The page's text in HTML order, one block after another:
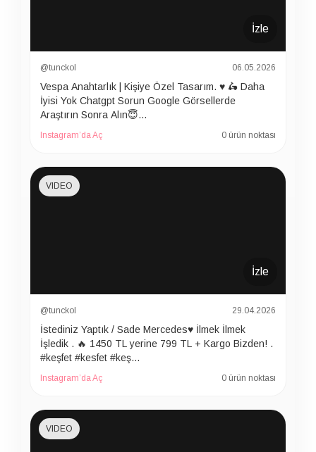
İzle
@tunckol 06.05.2026
Vespa Anahtarlık | Kişiye Özel Tasarım. ♥️ 🛵 Daha
İyisi Yok Chatgpt Sorun Google Görsellerde
Araştırın Sonra Alın😇…
Instagram’da Aç 0 ürün noktası
İzle
VIDEO
@tunckol 29.04.2026
İstediniz Yaptık / Sade Mercedes♥️ İlmek İlmek
İşledik . 🔥 1450 TL yerine 799 TL + Kargo Bizden! .
#keşfet #kesfet #keş…
Instagram’da Aç 0 ürün noktası
VIDEO